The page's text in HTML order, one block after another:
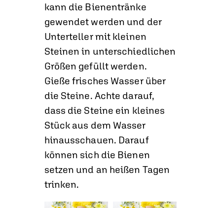
kann die Bienentränke
gewendet werden und der
Unterteller mit kleinen
Steinen in unterschiedlichen
Größen gefüllt werden.
Gieße frisches Wasser über
die Steine. Achte darauf,
dass die Steine ein kleines
Stück aus dem Wasser
hinausschauen. Darauf
können sich die Bienen
setzen und an heißen Tagen
trinken.